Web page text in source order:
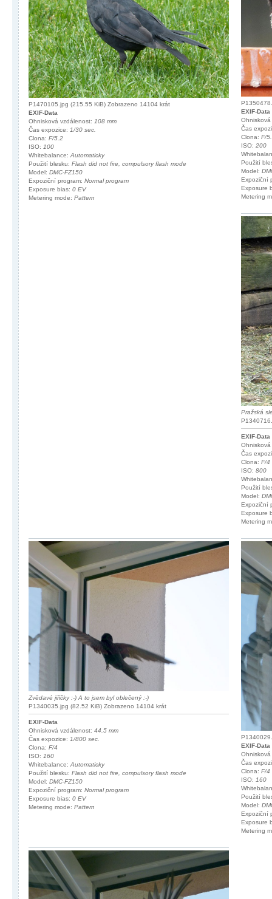
P1470105.jpg (215.55 KiB) Zobrazeno 14104 krát
EXIF-Data
Ohnisková vzdálenost: 108 mm
Čas expozice: 1/30 sec.
Clona: F/5.2
ISO: 100
Whitebalance:Automaticky
Použití blesku: Flash did not fire, compulsory flash mode
Model: DMC-FZ150
Expoziční program: Normal program
Exposure bias: 0 EV
Metering mode: Pattern
EXIF-Data
Čas
Clona: F/
ISO: 200
Použití
Model:
Expoziční
Exposure
Metering
Pražská
EXIF-Data
Čas
Clona: F/4
ISO: 800
Použití
Model:
Expoziční
Exposure
Metering
Zvědavé jiřičky :-) A to jsem byl oblečený :-)
P1340035.jpg (82.52 KiB) Zobrazeno 14104 krát
EXIF-Data
Ohnisková vzdálenost: 44.5 mm
Čas expozice: 1/800 sec.
Clona: F/4
ISO: 160
Whitebalance:Automaticky
Použití blesku: Flash did not fire, compulsory flash mode
Model: DMC-FZ150
Expoziční program: Normal program
Exposure bias: 0 EV
Metering mode: Pattern
EXIF-Data
Čas
Clona: F/4
ISO: 160
Použití
Model:
Expoziční
Exposure
Metering